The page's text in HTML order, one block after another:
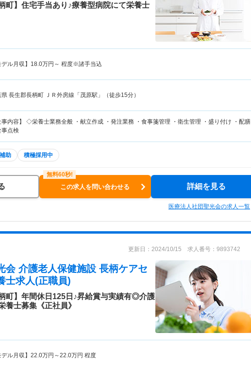
町】住宅手当あり♪療養型病院にて栄養士
デル月収】 18.0万円～ 程度※諸手当込
県 長生郡長柄町 ＪＲ外房線「茂原駅」（徒歩15分）
事内容】 ◇栄養士業務全般 ・献立作成 ・発注業務 ・食事箋管理 ・衛生管理 ・盛り付け ・配膳
事点検
助 積極採用中
この求人を問い合わせる 詳細を見る
医療法人社団聖光会の求人一覧
更新日：2024/10/15 求人番号：9893742
会 介護老人保健施設 長柄ケアセ
士求人(正職員)
町】年間休日125日♪昇給賞与実績有◎介護
養士募集《正社員》
デル月収】 22.0万円～22.0万円 程度